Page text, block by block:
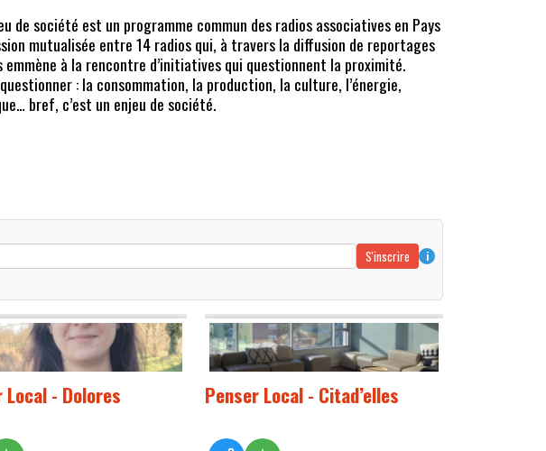
de société est un programme commun des radios associatives en Pays
mutualisée entre 14 radios qui, à travers la diffusion de reportages
emmène à la rencontre d’initiatives qui questionnent la proximité.
: la consommation, la production, la culture, l’énergie,
bref, c’est un enjeu de société.
S'inscrire
i
Local - Dolores Penser Local - Citad’elles